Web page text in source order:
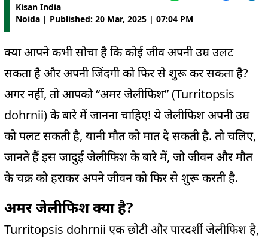
Kisan India
Noida | Published: 20 Mar, 2025 | 07:04 PM
क्या आपने कभी सोचा है कि कोई जीव अपनी उम्र उलट
सकता है और अपनी जिंदगी को फिर से शुरू कर सकता है?
अगर नहीं, तो आपको “अमर जेलीफिश” (Turritopsis
dohrnii) के बारे में जानना चाहिए! ये जेलीफिश अपनी उम्र
को पलट सकती है, यानी मौत को मात दे सकती है. तो चलिए,
जानते हैं इस जादुई जेलीफिश के बारे में, जो जीवन और मौत
के चक्र को हराकर अपने जीवन को फिर से शुरू करती है.
अमर जेलीफिश क्या है?
Turritopsis dohrnii एक छोटी और पारदर्शी जेलीफिश है,